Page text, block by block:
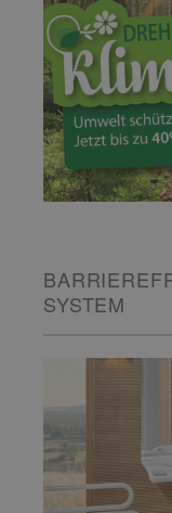
SYSTEM